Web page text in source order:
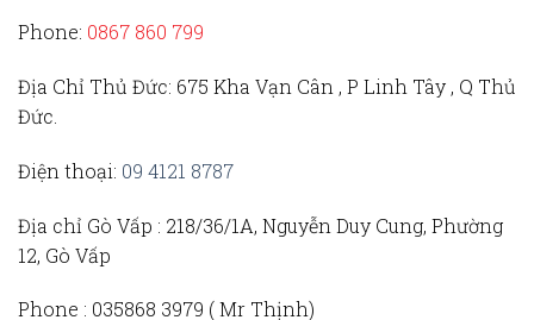
Phone: 0867 860 799
Địa Chỉ Thủ Đức: 675 Kha Vạn Cân , P Linh Tây , Q Thủ
Đức.
Điện thoại: 09 4121 8787
Địa chỉ Gò Vấp : 218/36/1A, Nguyễn Duy Cung, Phường
12, Gò Vấp
Phone : 035868 3979 (Mr Thịnh)